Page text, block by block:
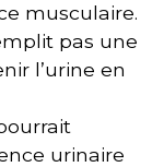
musculaire.
pas une
l’urine en
urinaire